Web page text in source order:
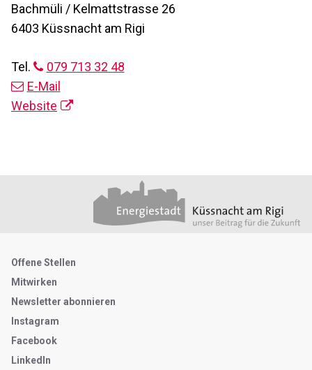
Bachmüli / Kelmattstrasse 26
6403 Küssnacht am Rigi
Tel.
079 713 32 48
E-Mail
Website
Metanavigation
Offene Stellen
Mitwirken
Newsletter abonnieren
Instagram
Facebook
LinkedIn